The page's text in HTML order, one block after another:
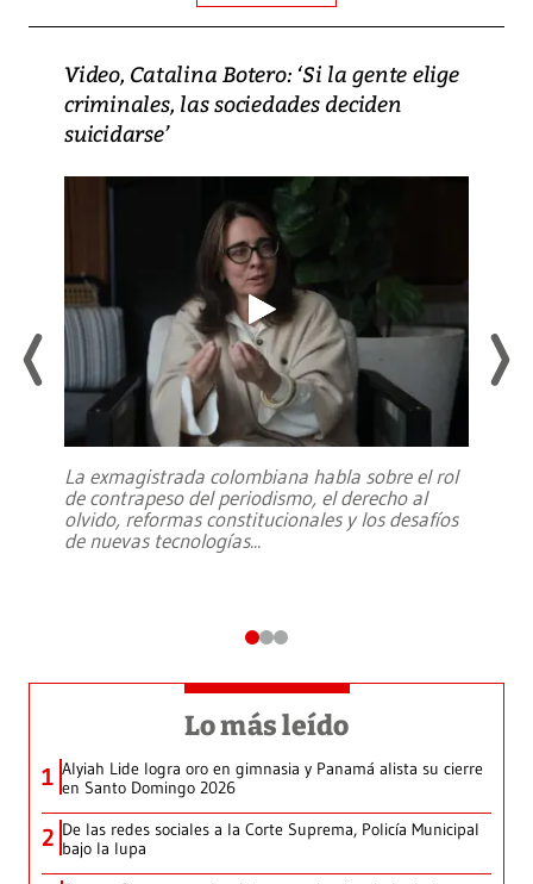
Video, Catalina Botero: ‘Si la gente elige
criminales, las sociedades deciden
suicidarse’
La exmagistrada colombiana habla sobre el rol
de contrapeso del periodismo, el derecho al
olvido, reformas constitucionales y los desafíos
de nuevas tecnologías...
Lo más leído
1 Alyiah Lide logra oro en gimnasia y Panamá alista su cierre
en Santo Domingo 2026
2 De las redes sociales a la Corte Suprema, Policía Municipal
bajo la lupa